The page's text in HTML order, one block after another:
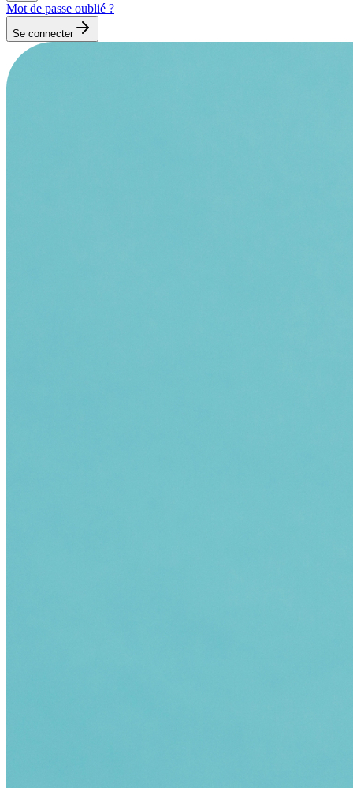
Mot de passe oublié ?
Se connecter